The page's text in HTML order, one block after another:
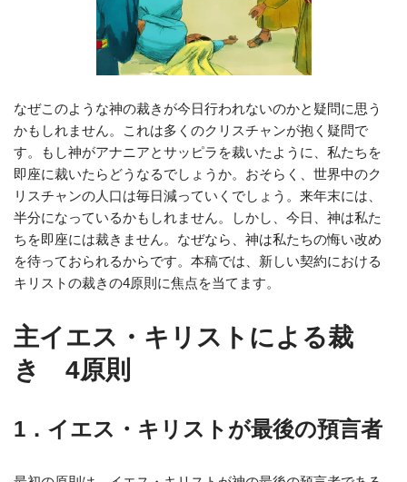
なぜこのような神の裁きが今日行われないのかと疑問に思う
かもしれません。これは多くのクリスチャンが抱く疑問で
す。もし神がアナニアとサッピラを裁いたように、私たちを
即座に裁いたらどうなるでしょうか。おそらく、世界中のク
リスチャンの人口は毎日減っていくでしょう。来年末には、
半分になっているかもしれません。しかし、今日、神は私た
ちを即座には裁きません。なぜなら、神は私たちの悔い改め
を待っておられるからです。本稿では、新しい契約における
キリストの裁きの4原則に焦点を当てます。
主イエス・キリストによる裁
き 4原則
1．イエス・キリストが最後の預言者